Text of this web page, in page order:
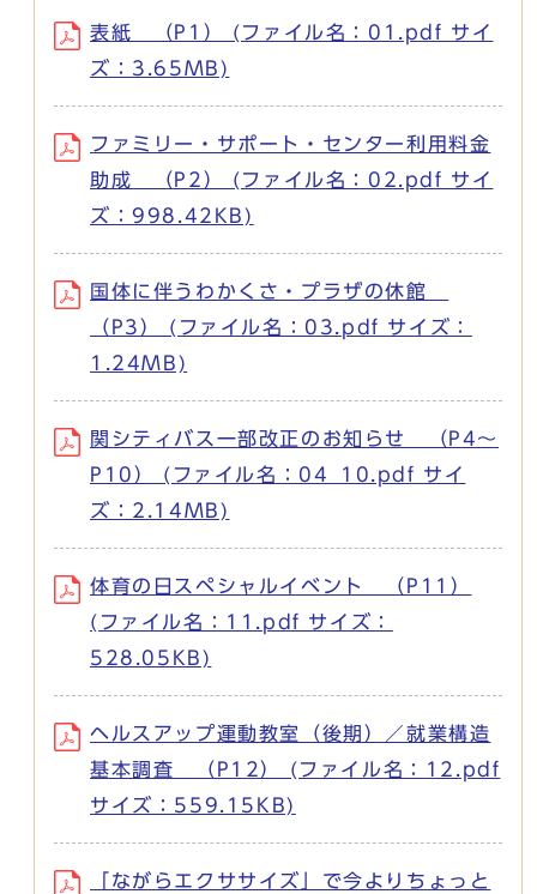
表紙 （P1） (ファイル名：01.pdf サイ
ズ：3.65MB)
ファミリー・サポート・センター利用料金
助成 （P2） (ファイル名：02.pdf サイ
ズ：998.42KB)
国体に伴うわかくさ・プラザの休館
（P3） (ファイル名：03.pdf サイズ：
1.24MB)
関シティバス一部改正のお知らせ （P4～
P10） (ファイル名：04_10.pdf サイ
ズ：2.14MB)
体育の日スペシャルイベント （P11）
(ファイル名：11.pdf サイズ：
528.05KB)
ヘルスアップ運動教室（後期）／就業構造
基本調査 （P12） (ファイル名：12.pdf
サイズ：559.15KB)
「ながらエクササイズ」で今よりちょっと